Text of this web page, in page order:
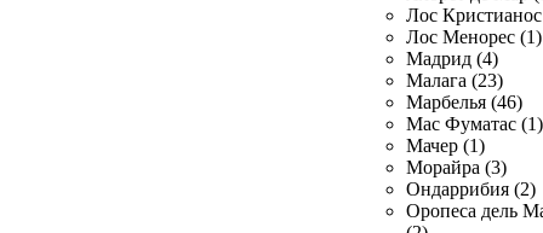
Лос
Лос Менорес (1)
Мадрид (4)
Малага (23)
Марбелья (46)
Мас Фуматас (1)
Мачер (1)
Морайра (3)
Ондаррибия (2)
Оропеса дель